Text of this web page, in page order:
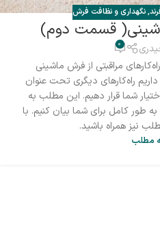
,نگهداری و نظافت فرش
قسمت دوم)
0
مراقبتی از فرش ماشینی
راه‌کارهای دیگری تحت عنوان
فرش ماشینی ۲ را در اختیار شما قرار دهیم. این مطلب به
کامل برای شما بیان کنیم. با
نیز همراه باشید.
مطلب